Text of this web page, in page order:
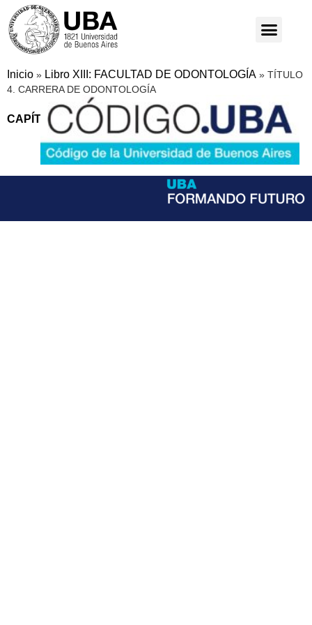
Inicio » Libro XIII: FACULTAD DE ODONTOLOGÍA » TÍTULO
4. CARRERA DE ODONTOLOGÍA
CAPÍTULO A : PLAN 2021